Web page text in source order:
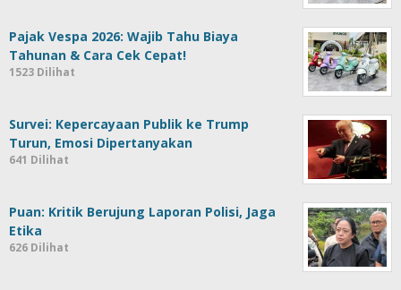
Pajak Vespa 2026: Wajib Tahu Biaya
Tahunan & Cara Cek Cepat!
1523 Dilihat
Survei: Kepercayaan Publik ke Trump
Turun, Emosi Dipertanyakan
641 Dilihat
Puan: Kritik Berujung Laporan Polisi, Jaga
Etika
626 Dilihat